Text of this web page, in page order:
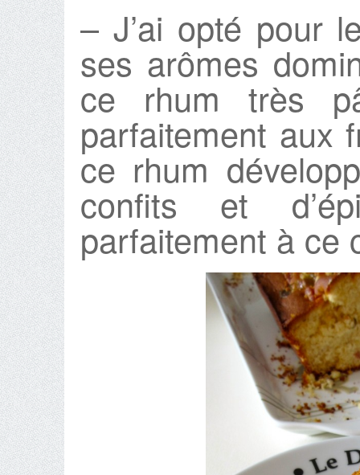
– J’ai opté pour
ses arômes
ce rhum très
parfaitement aux
ce rhum
confits et
parfaitement à ce